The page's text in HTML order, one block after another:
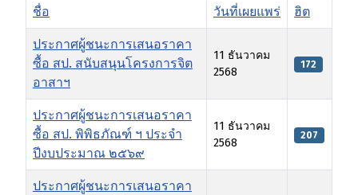
ชื่อ วันที่เผยแพร่ ฮิต
ประกาศผู้ชนะการเสนอราคา
ซื้อ สป. สนับสนุนโครงการจิต
อาสาฯ
11 ธันวาคม
2568
172
ประกาศผู้ชนะการเสนอราคา
ซื้อ สป. พิพิธภัณฑ์ ฯ ประจำ
ปีงบประมาณ ๒๕๖๙
11 ธันวาคม
2568
207
ประกาศผู้ชนะการเสนอราคา